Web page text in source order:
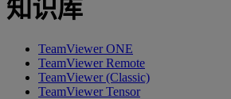
知识库
TeamViewer ONE
TeamViewer Remote
TeamViewer (Classic)
TeamViewer Tensor